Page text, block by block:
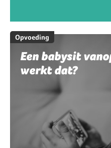
Opvoeding
Een babysit
werkt dat?